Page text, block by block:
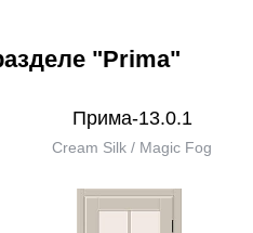
"Prima"
Прима-13.0.1
Cream Silk / Magic Fog